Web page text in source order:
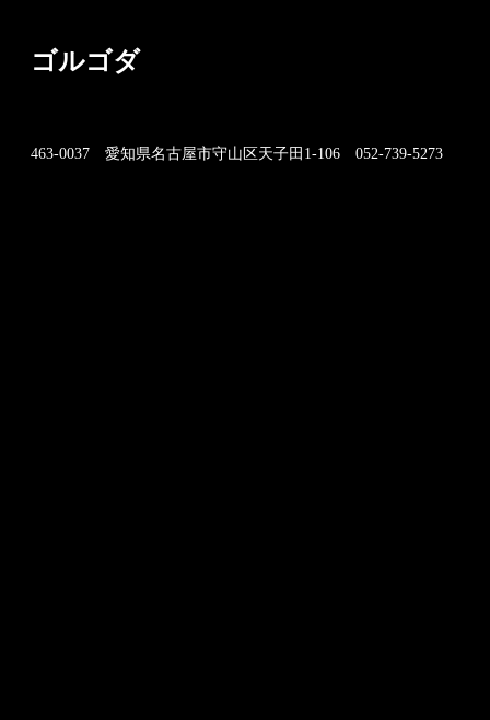
ゴルゴダ
463-0037 愛知県名古屋市守山区天子田1-106 052-739-5273